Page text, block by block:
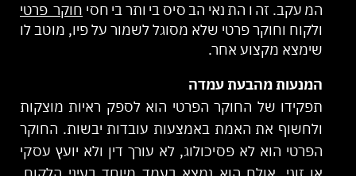
המעקב. זהו התנאי הבסיס ביותר ביחסי חוקר פרטי
ולקוח וחוקר פרטי שלא מסוגל לשמור על פיו, מוטב לו
שימצא מקצוע אחר.
המנעות מהבעת עמדה
תפקידו של החוקר הפרטי הוא לספק ראיות מוצקות
ולחשוף את האמת באמצעות עובדות יבשות. החוקר
הפרטי הוא לא פסיכולוג, לא עורך דין ולא יועץ עסקי